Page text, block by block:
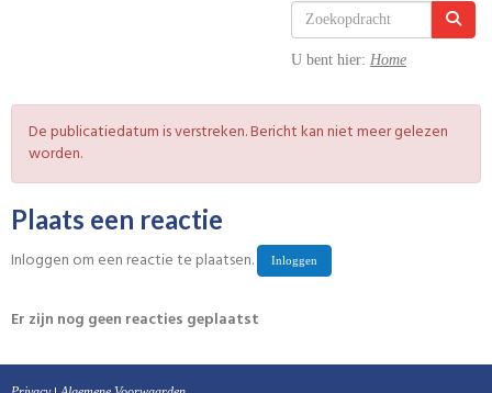
U bent hier: Home
De publicatiedatum is verstreken. Bericht kan niet meer gelezen
worden.
Plaats een reactie
Inloggen om een reactie te plaatsen. Inloggen
Er zijn nog geen reacties geplaatst